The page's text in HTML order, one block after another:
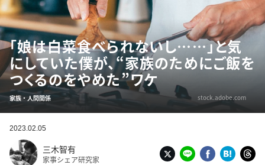
「娘は白菜食べられないし……」と気
にしていた僕が、“家族のためにご飯を
つくるのをやめた”ワケ
家族・人間関係 stock.adobe.com
2023.02.05
三木智有
家事シェア研究家